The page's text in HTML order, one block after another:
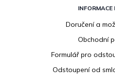
INFORMACE
Doručení a
Obchodní
Formulář pro
Odstoupení od